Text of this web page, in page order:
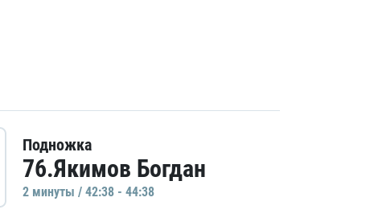
Подножка
76.Якимов Богдан
2 минуты / 42:38 - 44:38